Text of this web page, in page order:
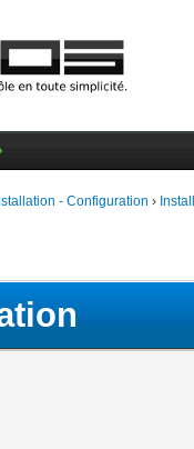
- Configuration ›